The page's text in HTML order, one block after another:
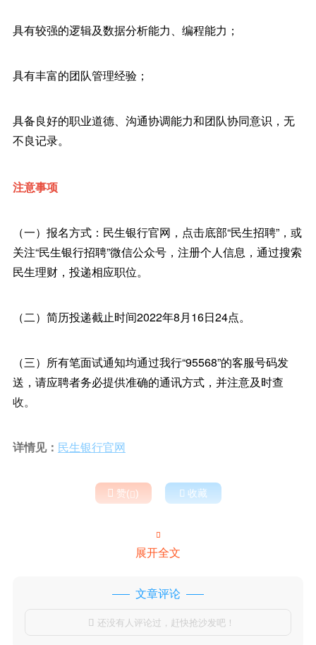
具有较强的逻辑及数据分析能力、编程能力；
具有丰富的团队管理经验；
具备良好的职业道德、沟通协调能力和团队协同意识，无
不良记录。
注意事项
（一）报名方式：民生银行官网，点击底部“民生招聘”，或
关注“民生银行招聘”微信公众号，注册个人信息，通过搜索
民生理财，投递相应职位。
（二）简历投递截止时间2022年8月16日24点。
（三）所有笔面试通知均通过我行“95568”的客服号码发
送，请应聘者务必提供准确的通讯方式，并注意及时查
收。
详情见： 民生银行官网
 赞()  收藏

展开全文
文章评论
 还没有人评论过，赶快抢沙发吧！